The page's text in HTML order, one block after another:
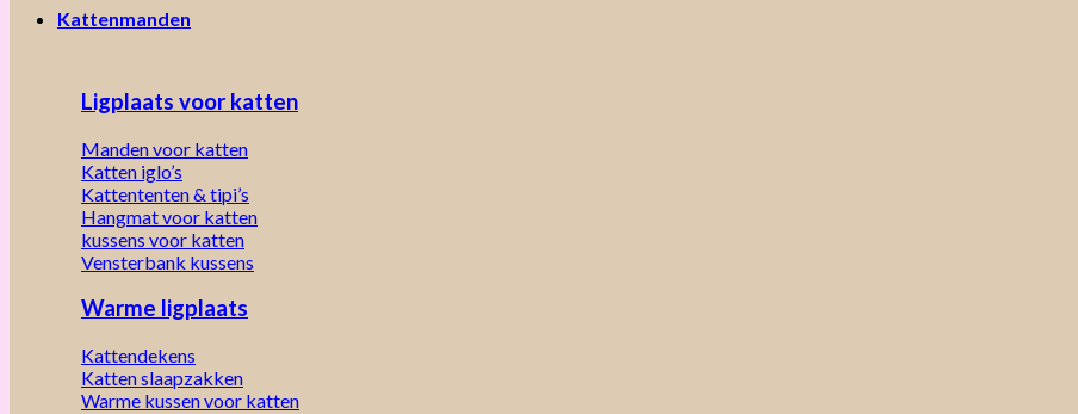
Kattenmanden
Ligplaats voor katten
Manden voor katten
Katten iglo’s
Kattententen & tipi’s
Hangmat voor katten
kussens voor katten
Vensterbank kussens
Warme ligplaats
Kattendekens
Katten slaapzakken
Warme kussen voor katten